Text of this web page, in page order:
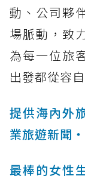
動、公司夥
場脈動，致
為每一位旅
出發都從容
提供海內外
業旅遊新聞
最棒的女性